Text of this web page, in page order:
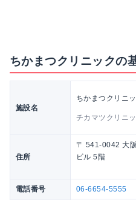
ちかまつクリニックの
施設名
ちかまつクリニ
チカマツクリニ
住所
〒 541-0042 大
ビル 5階
電話番号 06-6654-5555